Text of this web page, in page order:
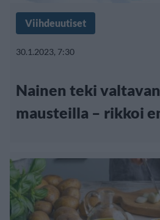
Viihdeuutiset
30.1.2023, 7:30
Nainen teki
mausteilla – rikkoi